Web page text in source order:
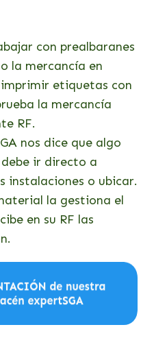
con prealbaranes
la mercancía en
etiquetas con
la mercancía
RF.
nos dice que algo
ir directo a
instalaciones o ubicar.
la gestiona el
en su RF las